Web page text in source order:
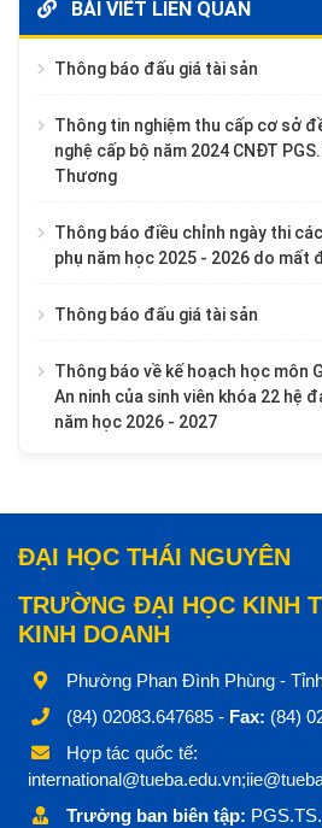
BÀI VIẾT LIÊN QUAN
Thông báo đấu giá tài sản
Thông tin nghiệm thu cấp cơ sở
nghệ cấp bộ năm 2024 CNĐT
Thương
Thông báo điều chỉnh ngày thi
phụ năm học 2025 - 2026 do mất
Thông báo đấu giá tài sản
Thông báo về kế hoạch học môn
An ninh của sinh viên khóa 22 hệ
năm học 2026 - 2027
ĐẠI HỌC THÁI NGUYÊN
TRƯỜNG ĐẠI HỌC KINH
KINH DOANH
Phường Phan Đình Phùng -
(84) 02083.647685 - Fax: (84)
Hợp tác quốc tế:
Trưởng ban biên tập: